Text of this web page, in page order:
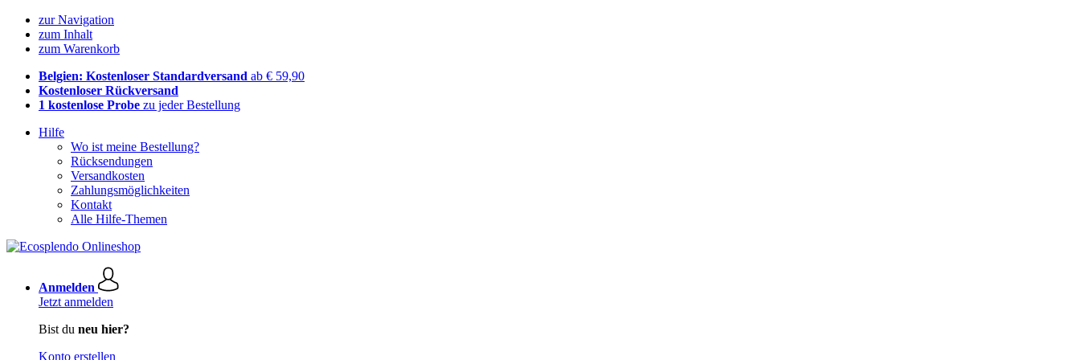
zur Navigation
zum Inhalt
zum Warenkorb
Belgien: Kostenloser Standardversand ab € 59,90
Kostenloser Rückversand
1 kostenlose Probe zu jeder Bestellung
Hilfe
Wo ist meine Bestellung?
Rücksendungen
Versandkosten
Zahlungsmöglichkeiten
Kontakt
Alle Hilfe-Themen
Anmelden
Jetzt anmelden
Bist du neu hier?
Konto erstellen